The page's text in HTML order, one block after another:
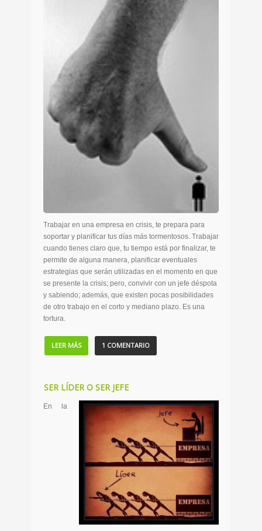
Trabajar en una empresa en crisis, te prepara para
soportar y planificar tus días más tormentosos. Trabajar
cuando tienes claro que, tu tiempo está por finalizar, te
permite de alguna manera, planificar eventuales
estrategias que serán utilizadas en el momento en que
se presente la crisis; pero, convivir con un jefe déspota
y sabiendo; además, que existen pocas posibilidades
de otro trabajo en el corto y mediano plazo. Es una
tortura.
LEER MÁS 1 COMENTARIO
SER LÍDER O SER JEFE
En la